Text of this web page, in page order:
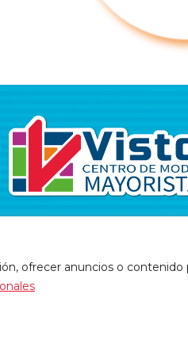
ofrecer anuncios o
PQR:3102133050